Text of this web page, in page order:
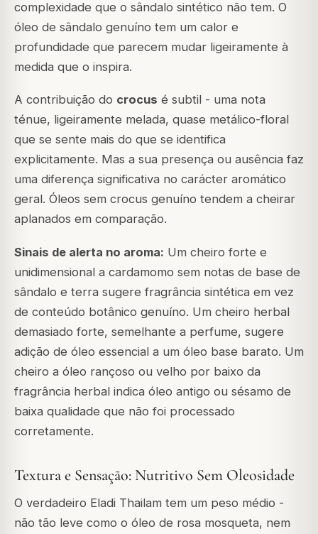
complexidade que o sândalo sintético não tem. O
óleo de sândalo genuíno tem um calor e
profundidade que parecem mudar ligeiramente à
medida que o inspira.
A contribuição do crocus é subtil - uma nota
ténue, ligeiramente melada, quase metálico-floral
que se sente mais do que se identifica
explicitamente. Mas a sua presença ou ausência faz
uma diferença significativa no carácter aromático
geral. Óleos sem crocus genuíno tendem a cheirar
aplanados em comparação.
Sinais de alerta no aroma: Um cheiro forte e
unidimensional a cardamomo sem notas de base de
sândalo e terra sugere fragrância sintética em vez
de conteúdo botânico genuíno. Um cheiro herbal
demasiado forte, semelhante a perfume, sugere
adição de óleo essencial a um óleo base barato. Um
cheiro a óleo rançoso ou velho por baixo da
fragrância herbal indica óleo antigo ou sésamo de
baixa qualidade que não foi processado
corretamente.
Textura e Sensação: Nutritivo Sem Oleosidade
O verdadeiro Eladi Thailam tem um peso médio -
não tão leve como o óleo de rosa mosqueta, nem